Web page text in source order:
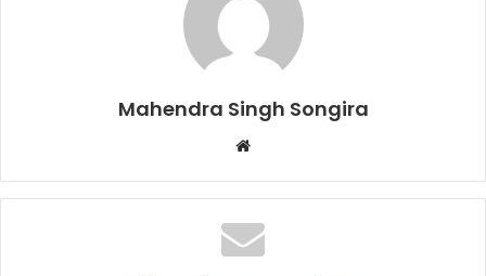
Mahendra Singh Songira
Website